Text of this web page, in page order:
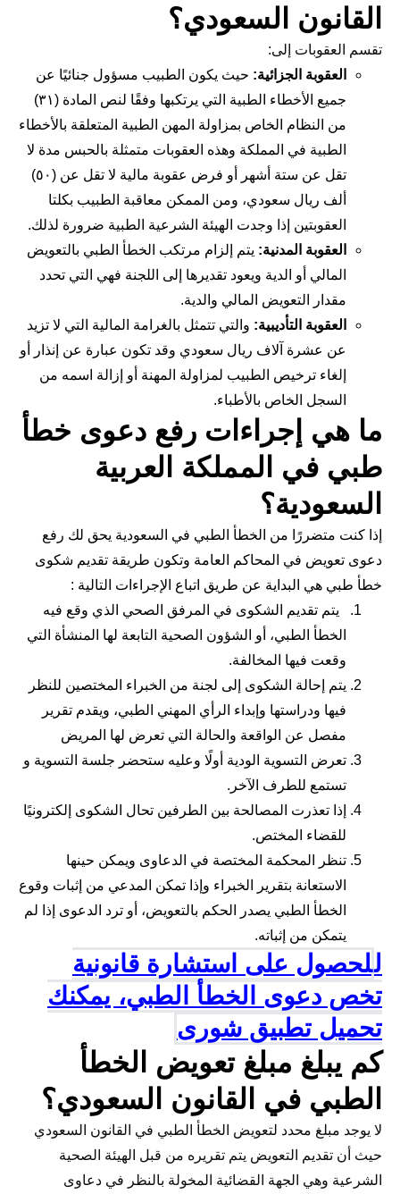
القانون السعودي؟
تقسم العقوبات إلى:
العقوبة الجزائية: حيث يكون الطبيب مسؤول جنائيًا عن
جميع الأخطاء الطبية التي يرتكبها وفقًا لنص المادة (٣١)
من النظام الخاص بمزاولة المهن الطبية المتعلقة بالأخطاء
الطبية في المملكة وهذه العقوبات متمثلة بالحبس مدة لا
تقل عن ستة أشهر أو فرض عقوبة مالية لا تقل عن (٥٠)
ألف ريال سعودي، ومن الممكن معاقبة الطبيب بكلتا
العقوبتين إذا وجدت الهيئة الشرعية الطبية ضرورة لذلك.
العقوبة المدنية: يتم إلزام مرتكب الخطأ الطبي بالتعويض
المالي أو الدية ويعود تقديرها إلى اللجنة فهي التي تحدد
مقدار التعويض المالي والدية.
العقوبة التأديبية: والتي تتمثل بالغرامة المالية التي لا تزيد
عن عشرة آلاف ريال سعودي وقد تكون عبارة عن إنذار أو
إلغاء ترخيص الطبيب لمزاولة المهنة أو إزالة اسمه من
السجل الخاص بالأطباء.
ما هي إجراءات رفع دعوى خطأ
طبي في المملكة العربية
السعودية؟
إذا كنت متضررًا من الخطأ الطبي في السعودية يحق لك رفع
دعوى تعويض في المحاكم العامة وتكون طريقة تقديم شكوى
خطأ طبي هي البداية عن طريق اتباع الإجراءات التالية :
يتم تقديم الشكوى في المرفق الصحي الذي وقع فيه
الخطأ الطبي، أو الشؤون الصحية التابعة لها المنشأة التي
وقعت فيها المخالفة.
يتم إحالة الشكوى إلى لجنة من الخبراء المختصين للنظر
فيها ودراستها وإبداء الرأي المهني الطبي، ويقدم تقرير
مفصل عن الواقعة والحالة التي تعرض لها المريض
تعرض التسوية الودية أولًا وعليه ستحضر جلسة التسوية و
تستمع للطرف الآخر.
إذا تعذرت المصالحة بين الطرفين تحال الشكوى إلكترونيًا
للقضاء المختص.
تنظر المحكمة المختصة في الدعاوى ويمكن حينها
الاستعانة بتقرير الخبراء وإذا تمكن المدعي من إثبات وقوع
الخطأ الطبي يصدر الحكم بالتعويض، أو ترد الدعوى إذا لم
يتمكن من إثباته.
للحصول على استشارة قانونية
تخص دعوى الخطأ الطبي، يمكنك
تحميل تطبيق شورى
كم يبلغ مبلغ تعويض الخطأ
الطبي في القانون السعودي؟
لا يوجد مبلغ محدد لتعويض الخطأ الطبي في القانون السعودي
حيث أن تقديم التعويض يتم تقريره من قبل الهيئة الصحية
الشرعية وهي الجهة القضائية المخولة بالنظر في دعاوى